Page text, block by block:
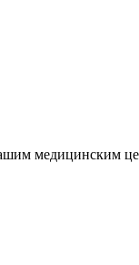
медицинским